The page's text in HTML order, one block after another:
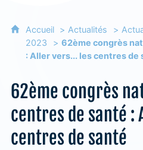
Accueil Actualités
2023
62ème congrès
: Aller vers... les centres de
62ème congrès
centres de santé :
centres de santé